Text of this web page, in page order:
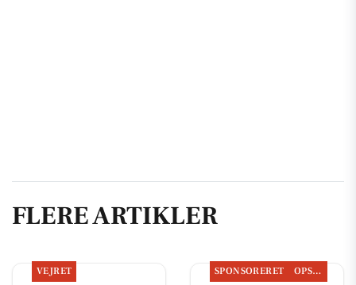
FLERE ARTIKLER
VEJRET SPONSORERET OPSLAGSTAVLEN